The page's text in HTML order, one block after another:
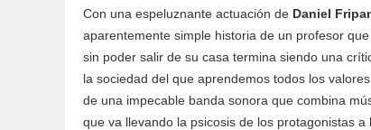
Con una espeluznante actuación de Daniel
aparentemente simple historia de un profesor
sin poder salir de su casa termina siendo una
la sociedad del que aprendemos todos los
de una impecable banda sonora que combina
que va llevando la psicosis de los protagonistas a